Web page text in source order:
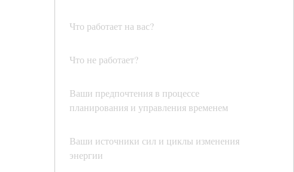
Что работает на вас?
Что не работает?
Ваши предпочтения в процессе
планирования и управления временем
Ваши источники сил и циклы изменения
энергии